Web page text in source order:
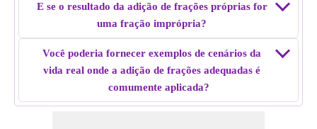
8/12.
ambas as frações têm denominadores diferentes,
torne o denominador igual encontrando o MMC dos
denominadores. ou seja, 42/60 e 40/60
Adicione ambas as frações, ou seja, 42/60 + 40/60 = 41/30
Adição de fração adequada de 7/10 + 8/12
E se o resultado da adição de frações próprias for
uma fração imprópria?
Você poderia fornecer exemplos de cenários da
vida real onde a adição de frações adequadas é
comumente aplicada?